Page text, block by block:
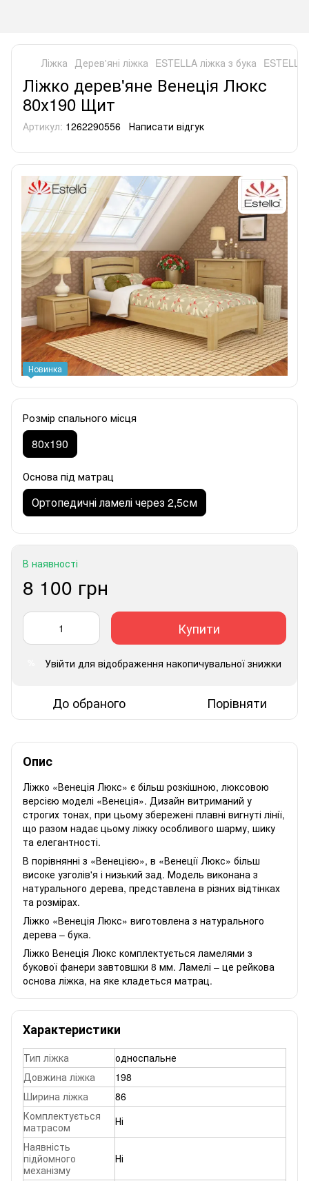
Ліжка Дерев'яні ліжка ESTELLA ліжка з бука
Ліжко дерев'яне Венеція Люкс
80х190 Щит
Артикул: 1262290556 Написати відгук
Новинка
Розмір спального місця
80x190
Основа під матрац
Ортопедичні ламелі через 2,5см
В наявності
8 100 грн
Купити
Увійти для відображення накопичувальної знижки
До обраного Порівняти
Опис
Ліжко «Венеція Люкс» є більш розкішною, люксовою
версією моделі «Венеція». Дизайн витриманий у
строгих тонах, при цьому збережені плавні вигнуті лінії,
що разом надає цьому ліжку особливого шарму, шику
та елегантності.
В порівнянні з «Венецією», в «Венеції Люкс» більш
високе узголів'я і низький зад. Модель виконана з
натурального дерева, представлена ​​в різних відтінках
та розмірах.
Ліжко «Венеція Люкс» виготовлена ​​з натурального
дерева – бука.
Ліжко Венеція Люкс комплектується ламелями з
букової фанери завтовшки 8 мм. Ламелі – це рейкова
основа ліжка, на яке кладеться матрац.
Характеристики
Тип ліжка
односпальне
Довжина ліжка
198
Ширина ліжка
86
Комплектується
матрасом
Ні
Наявність
підйомного
механізму
Ні